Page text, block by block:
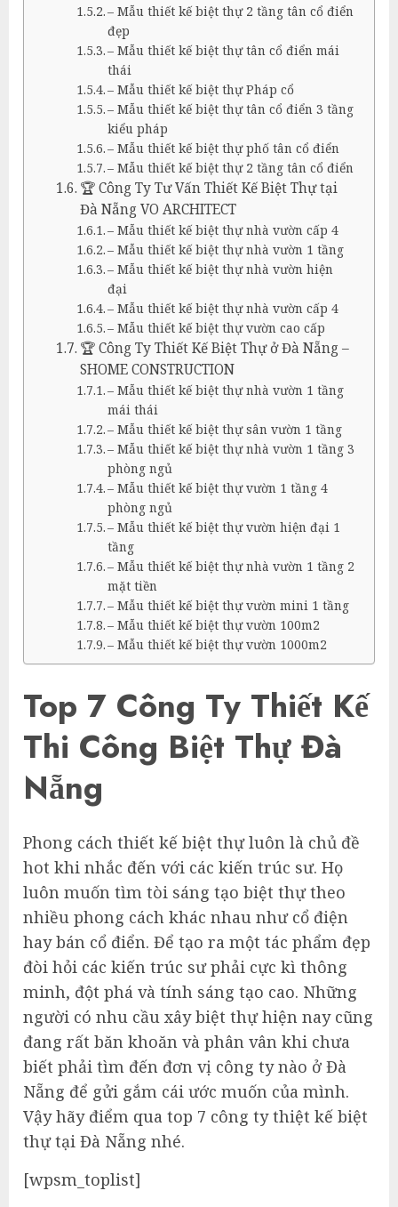
– Mẫu thiết kế biệt thự 2 tầng tân cổ điển
đẹp
– Mẫu thiết kế biệt thự tân cổ điển mái
thái
– Mẫu thiết kế biệt thự Pháp cổ
– Mẫu thiết kế biệt thự tân cổ điển 3 tầng
kiểu pháp
– Mẫu thiết kế biệt thự phố tân cổ điển
– Mẫu thiết kế biệt thự 2 tầng tân cổ điển
🏆 Công Ty Tư Vấn Thiết Kế Biệt Thự tại
Đà Nẵng VO ARCHITECT
– Mẫu thiết kế biệt thự nhà vườn cấp 4
– Mẫu thiết kế biệt thự nhà vườn 1 tầng
– Mẫu thiết kế biệt thự nhà vườn hiện
đại
– Mẫu thiết kế biệt thự nhà vườn cấp 4
– Mẫu thiết kế biệt thự vườn cao cấp
🏆 Công Ty Thiết Kế Biệt Thự ở Đà Nẵng –
SHOME CONSTRUCTION
– Mẫu thiết kế biệt thự nhà vườn 1 tầng
mái thái
– Mẫu thiết kế biệt thự sân vườn 1 tầng
– Mẫu thiết kế biệt thự nhà vườn 1 tầng 3
phòng ngủ
– Mẫu thiết kế biệt thự vườn 1 tầng 4
phòng ngủ
– Mẫu thiết kế biệt thự vườn hiện đại 1
tầng
– Mẫu thiết kế biệt thự nhà vườn 1 tầng 2
mặt tiền
– Mẫu thiết kế biệt thự vườn mini 1 tầng
– Mẫu thiết kế biệt thự vườn 100m2
– Mẫu thiết kế biệt thự vườn 1000m2
Top 7 Công Ty Thiết Kế
Thi Công Biệt Thự Đà
Nẵng
Phong cách thiết kế biệt thự luôn là chủ đề
hot khi nhắc đến với các kiến trúc sư. Họ
luôn muốn tìm tòi sáng tạo biệt thự theo
nhiều phong cách khác nhau như cổ điện
hay bán cổ điển. Để tạo ra một tác phẩm đẹp
đòi hỏi các kiến trúc sư phải cực kì thông
minh, đột phá và tính sáng tạo cao. Những
người có nhu cầu xây biệt thự hiện nay cũng
đang rất băn khoăn và phân vân khi chưa
biết phải tìm đến đơn vị công ty nào ở Đà
Nẵng để gửi gắm cái ước muốn của mình.
Vậy hãy điểm qua top 7 công ty thiệt kế biệt
thự tại Đà Nẵng nhé.
[wpsm_toplist]